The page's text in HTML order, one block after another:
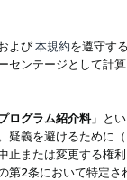
よび本規約を遵守す
センテージとして計
ログラム紹介料」と
疑義を避けるために
止または変更する権
第2条において特定